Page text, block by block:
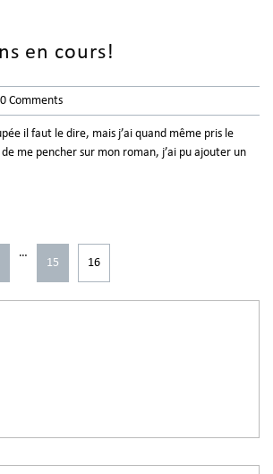
en cours!
0 Comments
il faut le dire, mais j’ai quand même pris le
me pencher sur mon roman, j’ai pu ajouter un
…
15 16